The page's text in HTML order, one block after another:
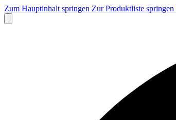
Zum Hauptinhalt springen Zur Produktliste springen